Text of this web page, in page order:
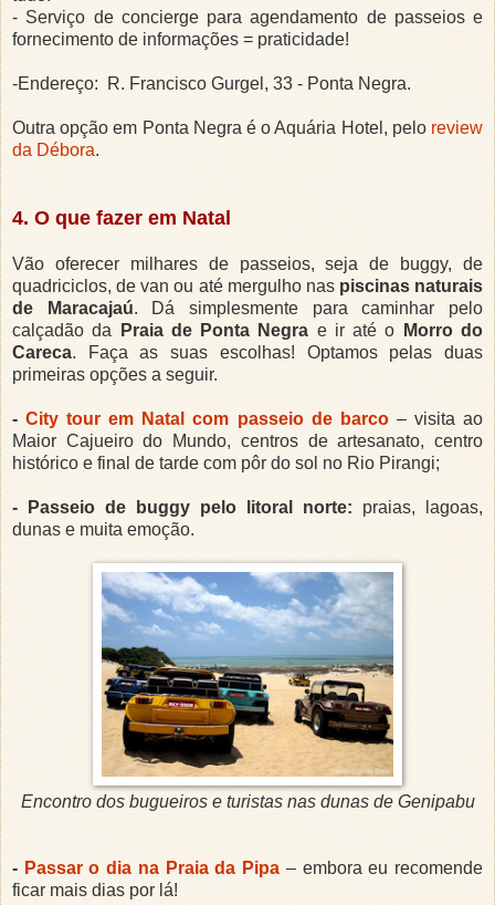
- Serviço de concierge para agendamento de passeios e
fornecimento de informações = praticidade!
-Endereço: R. Francisco Gurgel, 33 - Ponta Negra.
Outra opção em Ponta Negra é o Aquária Hotel, pelo review
da Débora.
4. O que fazer em Natal
Vão oferecer milhares de passeios, seja de buggy, de
quadriciclos, de van ou até mergulho nas piscinas naturais
de Maracajaú. Dá simplesmente para caminhar pelo
calçadão da
Praia de Ponta Negra e ir até o
Morro do
Careca. Faça as suas escolhas! Optamos pelas duas
primeiras opções a seguir.
-City tour em Natal com passeio de barco– visita ao
Maior Cajueiro do Mundo, centros de artesanato, centro
histórico e final de tarde com pôr do sol no Rio Pirangi;
- Passeio de buggy pelo litoral norte: praias, lagoas,
dunas e muita emoção.
Encontro dos bugueiros e turistas nas dunas de Genipabu
- Passar o dia na Praia da Pipa – embora eu recomende
ficar mais dias por lá!